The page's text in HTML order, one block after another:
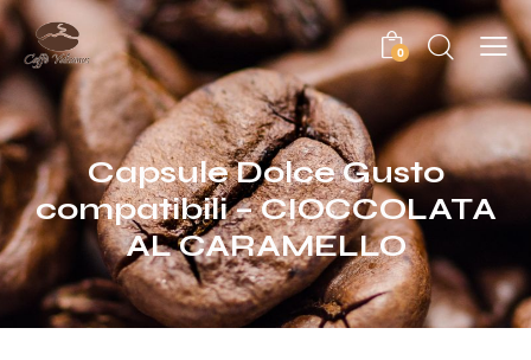
0
Capsule Dolce Gusto
compatibili – CIOCCOLATA
AL CARAMELLO